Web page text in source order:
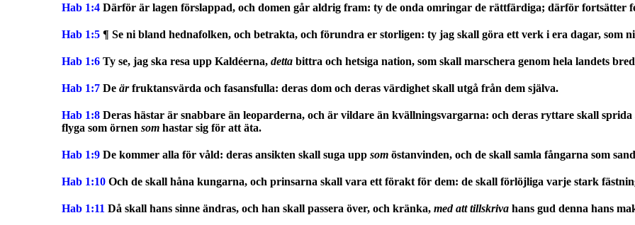
Hab 1:4 Därför är lagen förslappad, och domen går aldrig fram: ty de onda omringar de rättfärdiga; därför fortsätter
Hab 1:5 ¶ Se ni bland hednafolken, och betrakta, och förundra er storligen: ty jag skall göra ett verk i era dagar, som
Hab 1:6 Ty se, jag ska resa upp Kaldéerna, detta bittra och hetsiga nation, som skall marschera genom hela landets
Hab 1:7 De ärfruktansvärda och fasansfulla: deras dom och deras värdighet skall utgå från dem själva.
Hab 1:8 Deras hästar är snabbare än leoparderna, och är vildare än kvällningsvargarna: och deras ryttare skall
flyga som örnen som hastar sig för att äta.
Hab 1:9 De kommer alla för våld: deras ansikten skall suga upp som östanvinden, och de skall samla fångarna som
Hab 1:10 Och de skall håna kungarna, och prinsarna skall vara ett förakt för dem: de skall förlöjliga varje stark
Hab 1:11 Då skall hans sinne ändras, och han skall passera över, och kränka, med atttillskriva hans gud denna hans